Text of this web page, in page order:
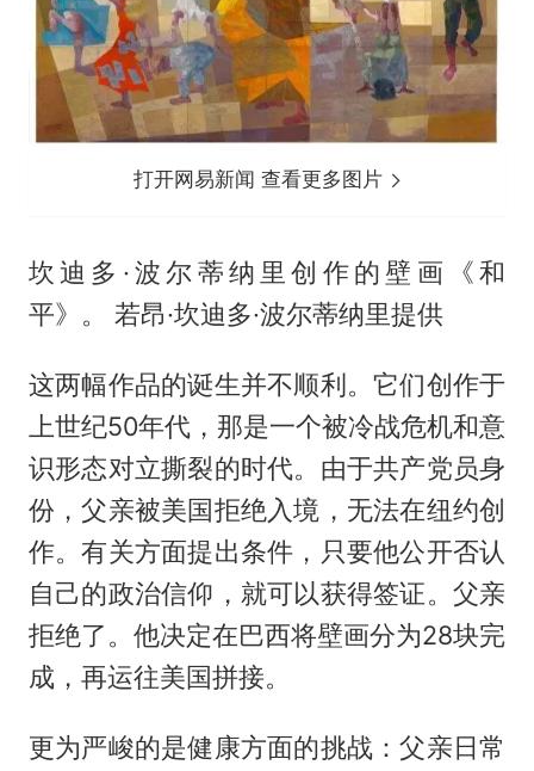
打开网易新闻 查看更多图片
坎迪多·波尔蒂纳里创作的壁画《和
平》。 若昂·坎迪多·波尔蒂纳里提供
这两幅作品的诞生并不顺利。它们创作于
上世纪50年代，那是一个被冷战危机和意
识形态对立撕裂的时代。由于共产党员身
份，父亲被美国拒绝入境，无法在纽约创
作。有关方面提出条件，只要他公开否认
自己的政治信仰，就可以获得签证。父亲
拒绝了。他决定在巴西将壁画分为28块完
成，再运往美国拼接。
更为严峻的是健康方面的挑战：父亲日常